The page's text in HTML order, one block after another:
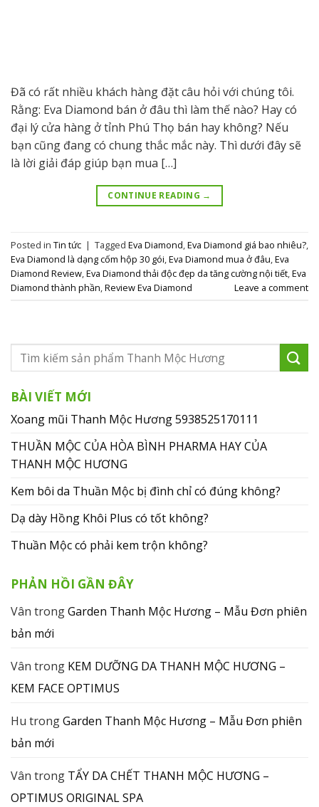
Đã có rất nhiều khách hàng đặt câu hỏi với chúng tôi.
Rằng: Eva Diamond bán ở đâu thì làm thế nào? Hay có
đại lý cửa hàng ở tỉnh Phú Thọ bán hay không? Nếu
bạn cũng đang có chung thắc mắc này. Thì dưới đây sẽ
là lời giải đáp giúp bạn mua […]
CONTINUE READING →
Posted in Tin tức | Tagged Eva Diamond,Eva Diamond giá bao nhiêu?,
Eva Diamond là dạng cốm hộp 30 gói,Eva Diamond mua ở đâu,Eva
Diamond Review,Eva Diamond thải độc đẹp da tăng cường nội tiết,Eva
Diamond thành phần,Review Eva Diamond Leave a comment
BÀI VIẾT MỚI
Xoang mũi Thanh Mộc Hương 5938525170111
THUẦN MỘC CỦA HÒA BÌNH PHARMA HAY CỦA
THANH MỘC HƯƠNG
Kem bôi da Thuần Mộc bị đình chỉ có đúng không?
Dạ dày Hồng Khôi Plus có tốt không?
Thuần Mộc có phải kem trộn không?
PHẢN HỒI GẦN ĐÂY
Vân trongGarden Thanh Mộc Hương – Mẫu Đơn phiên
bản mới
Vân trong KEM DƯỠNG DA THANH MỘC HƯƠNG –
KEM FACE OPTIMUS
Hu trongGarden Thanh Mộc Hương – Mẫu Đơn phiên
bản mới
Vân trong TẨY DA CHẾT THANH MỘC HƯƠNG –
OPTIMUS ORIGINAL SPA